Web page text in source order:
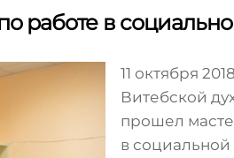
работе в
11 октября
Витебской
прошел
в социальной